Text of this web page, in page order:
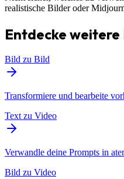
realistische Bilder oder
Entdecke
Bild zu Bild
Transformiere und bearbeite
Text zu Video
Verwandle deine Prompts in
Bild zu Video